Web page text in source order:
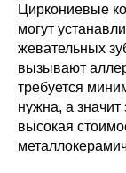
Циркониевые
могут
жевательных
вызывают
требуется
нужна, а
высокая